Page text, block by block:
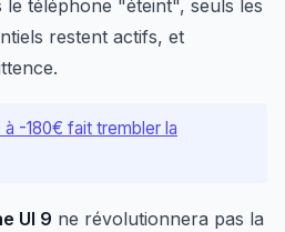
téléphone "éteint", seuls les
restent actifs, et
à -180€ fait trembler la
UI 9 ne révolutionnera pas la